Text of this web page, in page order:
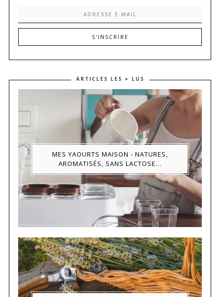
ARTICLES LES + LUS
MES YAOURTS MAISON - NATURES,
AROMATISÉS, SANS LACTOSE...